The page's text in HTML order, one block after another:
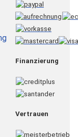
Finanzierung
Vertrauen